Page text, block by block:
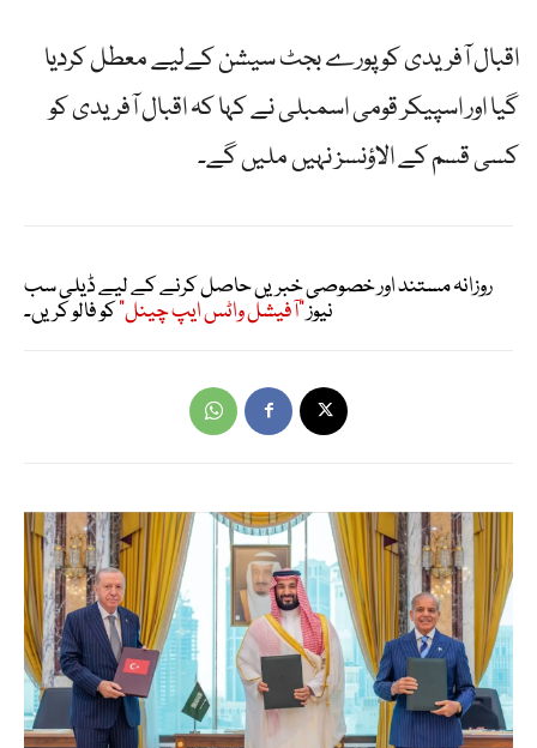
اقبال آفریدی کو پورے بجٹ سیشن کےلیے معطل کردیا
گیا اور اسپیکر قومی اسمبلی نے کہا کہ اقبال آفریدی کو
کسی قسم کے الاؤنسز نہیں ملیں گے۔
روزانہ مستند اور خصوصی خبریں حاصل کرنے کے لیے ڈیلی سب
نیوز"آفیشل واٹس ایپ چینل"کو فالو کریں۔